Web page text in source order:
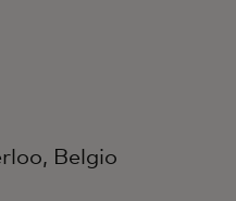
Belgio